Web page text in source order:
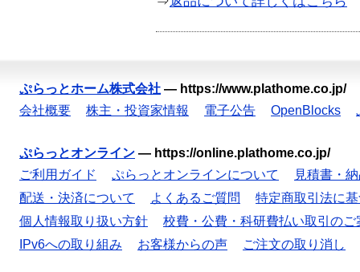
ぷらっとホーム株式会社 — https://www.plathome.co.jp/
会社概要
株主・投資家情報 電子公告 OpenBlocks
ぷらっとオンライン — https://online.plathome.co.jp/
ご利用ガイド
ぷらっとオンラインについて
見積書・
配送・決済について
よくあるご質問
特定商取引法に
個人情報取り扱い方針
校費・公費・科研費払い取引のご
IPv6への取り組み
お客様からの声 ご注文の取り消し